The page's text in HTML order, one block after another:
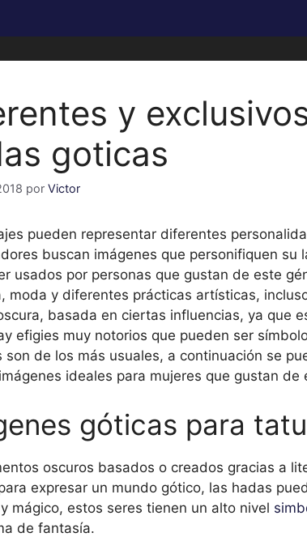
y
goticas
por Victor
pueden representar diferentes
buscan imágenes que personifiquen su
usados por personas que gustan de este
moda y diferentes prácticas artísticas,
basada en ciertas influencias, ya que
efigies muy notorios que pueden ser
son de los más usuales, a continuación se
imágenes ideales para mujeres que gustan
góticas para
oscuros basados o creados gracias a
expresar un mundo gótico, las hadas
mágico, estos seres tienen un alto nivel
de fantasía.